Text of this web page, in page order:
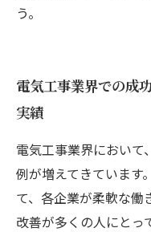
う。
電気工事業界での成
実績
電気工事業界において
例が増えてきています
て、各企業が柔軟な働
改善が多くの人にとっ